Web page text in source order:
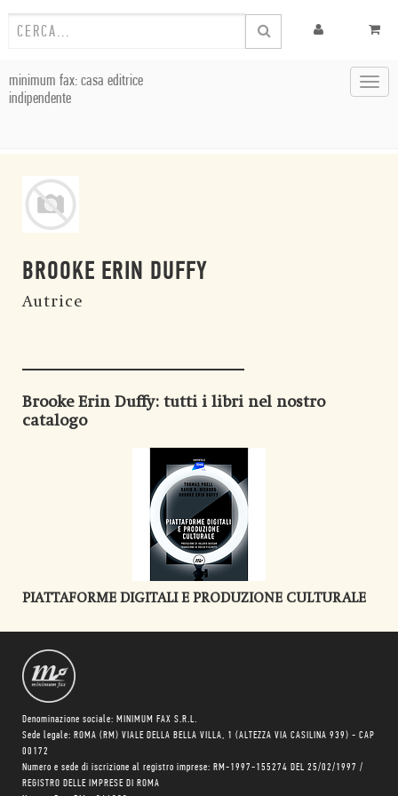
minimum fax: casa editrice
indipendente
BROOKE ERIN DUFFY
Autrice
Brooke Erin Duffy: tutti i libri nel nostro
catalogo
PIATTAFORME DIGITALI E PRODUZIONE CULTURALE
Denominazione sociale: MINIMUM FAX S.R.L.
Sede legale: ROMA (RM) VIALE DELLA BELLA VILLA, 1 (ALTEZZA VIA CASILINA 939) - CAP
00172
Numero e sede di iscrizione al registro imprese: RM-1997-155274 DEL 25/02/1997 /
REGISTRO DELLE IMPRESE DI ROMA